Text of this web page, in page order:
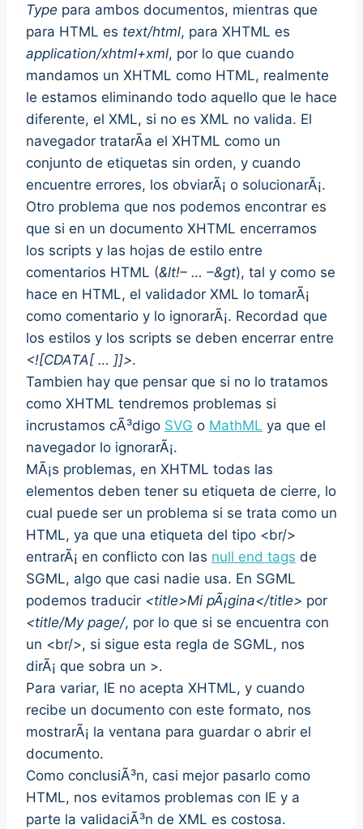
Type para ambos documentos, mientras que
para HTML es text/html, para XHTML es
application/xhtml+xml, por lo que cuando
mandamos un XHTML como HTML, realmente
le estamos eliminando todo aquello que le hace
diferente, el XML, si no es XML no valida. El
navegador tratarÃ­a el XHTML como un
conjunto de etiquetas sin orden, y cuando
encuentre errores, los obviarÃ¡ o solucionarÃ¡.
Otro problema que nos podemos encontrar es
que si en un documento XHTML encerramos
los scripts y las hojas de estilo entre
comentarios HTML (&lt!– … –&gt), tal y como se
hace en HTML, el validador XML lo tomarÃ¡
como comentario y lo ignorarÃ¡. Recordad que
los estilos y los scripts se deben encerrar entre
<![CDATA[ … ]]>.
Tambien hay que pensar que si no lo tratamos
como XHTML tendremos problemas si
incrustamos cÃ³digo SVG o MathML ya que el
navegador lo ignorarÃ¡.
MÃ¡s problemas, en XHTML todas las
elementos deben tener su etiqueta de cierre, lo
cual puede ser un problema si se trata como un
HTML, ya que una etiqueta del tipo <br/>
entrarÃ¡ en conflicto con las null end tags de
SGML, algo que casi nadie usa. En SGML
podemos traducir <title>Mi pÃ¡gina</title> por
<title/My page/, por lo que si se encuentra con
un <br/>, si sigue esta regla de SGML, nos
dirÃ¡ que sobra un >.
Para variar, IE no acepta XHTML, y cuando
recibe un documento con este formato, nos
mostrarÃ¡ la ventana para guardar o abrir el
documento.
Como conclusiÃ³n, casi mejor pasarlo como
HTML, nos evitamos problemas con IE y a
parte la validaciÃ³n de XML es costosa.